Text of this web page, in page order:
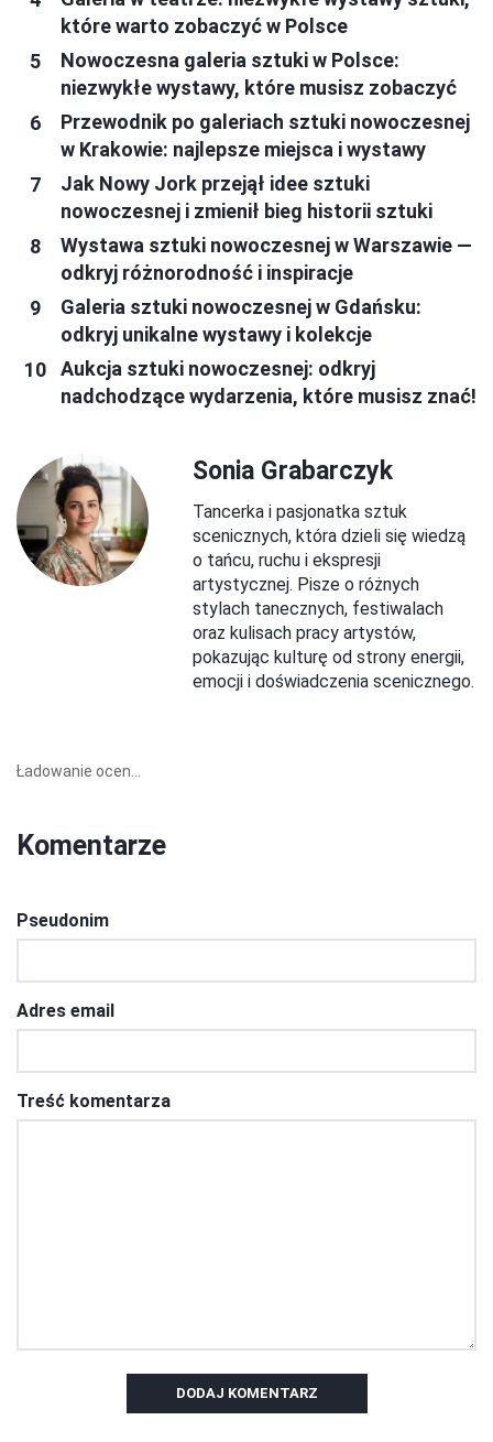
które warto zobaczyć w Polsce
Nowoczesna galeria sztuki w Polsce:
niezwykłe wystawy, które musisz zobaczyć
Przewodnik po galeriach sztuki nowoczesnej
w Krakowie: najlepsze miejsca i wystawy
Jak Nowy Jork przejął idee sztuki
nowoczesnej i zmienił bieg historii sztuki
Wystawa sztuki nowoczesnej w Warszawie —
odkryj różnorodność i inspiracje
Galeria sztuki nowoczesnej w Gdańsku:
odkryj unikalne wystawy i kolekcje
Aukcja sztuki nowoczesnej: odkryj
nadchodzące wydarzenia, które musisz znać!
Sonia Grabarczyk
Tancerka i pasjonatka sztuk
scenicznych, która dzieli się wiedzą
o tańcu, ruchu i ekspresji
artystycznej. Pisze o różnych
stylach tanecznych, festiwalach
oraz kulisach pracy artystów,
pokazując kulturę od strony energii,
emocji i doświadczenia scenicznego.
Ładowanie ocen...
Komentarze
Pseudonim
Adres email
Treść komentarza
DODAJ KOMENTARZ